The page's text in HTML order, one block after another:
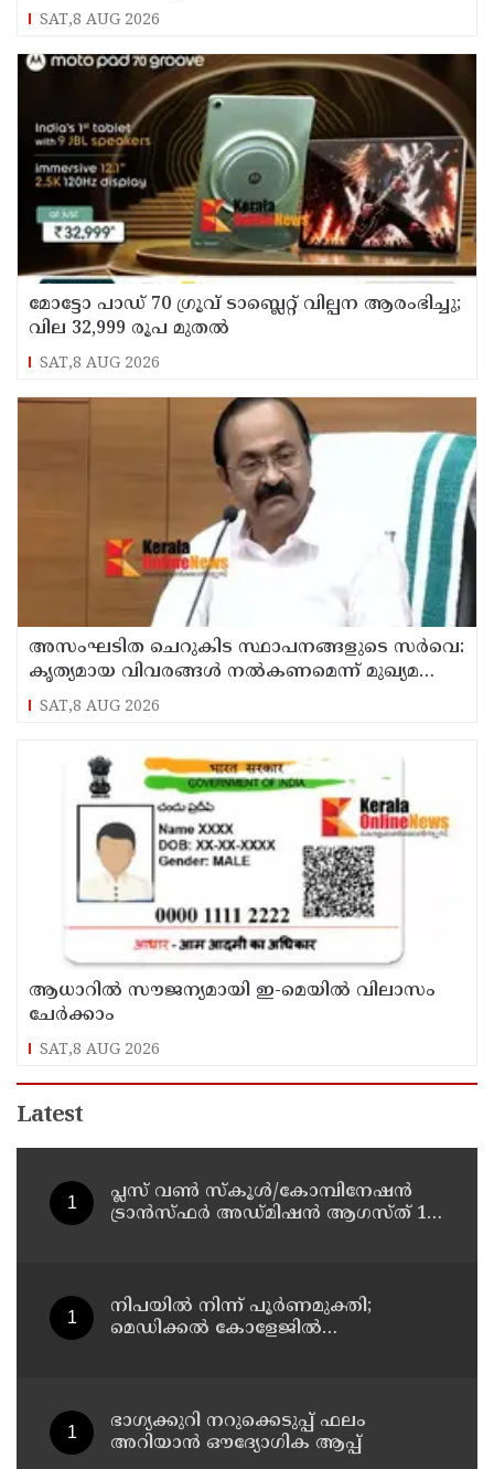
SAT,8 AUG 2026
മോട്ടോ പാഡ് 70 ഗ്രൂവ് ടാബ്ലെറ്റ് വില്പന ആരംഭിച്ചു;
വില 32,999 രൂപ മുതൽ
SAT,8 AUG 2026
അസംഘടിത ചെറുകിട സ്ഥാപനങ്ങളുടെ സർവെ:
കൃത്യമായ വിവരങ്ങൾ നൽകണമെന്ന് മുഖ്യമന്ത്രി
വി ഡി സതീശൻ
SAT,8 AUG 2026
ആധാറിൽ സൗജന്യമായി ഇ-മെയിൽ വിലാസം
ചേർക്കാം
SAT,8 AUG 2026
Latest
പ്ലസ് വൺ സ്‌കൂൾ/കോമ്പിനേഷൻ
ട്രാൻസ്ഫർ അഡ്മിഷൻ ആഗസ്ത് 10,
നിപയിൽ നിന്ന് പൂർണമുക്തി;
മെഡിക്കൽ കോളേജിൽ
ഭാഗ്യക്കുറി നറുക്കെടുപ്പ് ഫലം
അറിയാൻ ഔദ്യോഗിക ആപ്പ്